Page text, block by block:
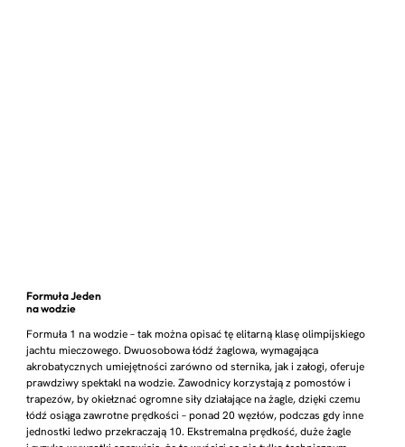
Formuła Jeden
na wodzie
Formuła 1 na wodzie – tak można opisać tę elitarną klasę olimpijskiego
jachtu mieczowego. Dwuosobowa łódź żaglowa, wymagająca
akrobatycznych umiejętności zarówno od sternika, jak i załogi, oferuje
prawdziwy spektakl na wodzie. Zawodnicy korzystają z pomostów i
trapezów, by okiełznać ogromne siły działające na żagle, dzięki czemu
łódź osiąga zawrotne prędkości – ponad 20 węzłów, podczas gdy inne
jednostki ledwo przekraczają 10. Ekstremalna prędkość, duże żagle